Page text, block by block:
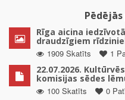
Rīga aicina
draudzīgiem
1909 Skatīts
1
22.07.2026.
komisijas sēdes
100 Skatīts
0